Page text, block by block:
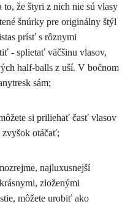
že štyri z nich nie sú vlasy
šnúrky pre originálny štýl
prísť s rôznymi
- splietať väčšinu vlasov,
half-balls z uší. V bočnom
sám;
si priliehať časť vlasov
otáčať;
najluxusnejší
zloženými
môžete urobiť ako